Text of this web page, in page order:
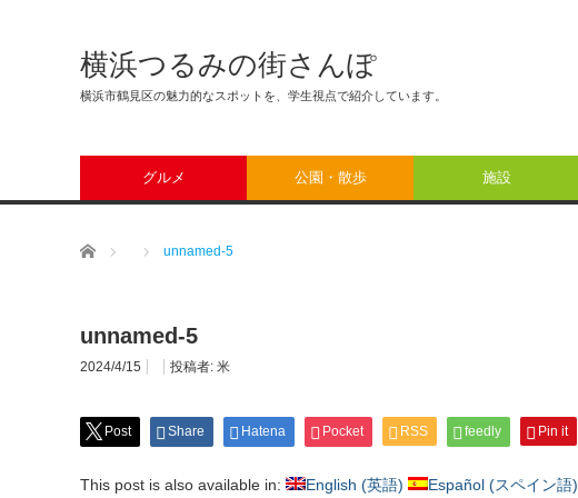
横浜つるみの街さんぽ
横浜市鶴見区の魅力的なスポットを、学生視点で紹介しています。
グルメ 公園・散歩 施設
ホーム unnamed-5
unnamed-5
2024/4/15 投稿者: 米
Post Share Hatena Pocket RSS feedly Pin it
This post is also available in: English (英語) Español (スペイン語)